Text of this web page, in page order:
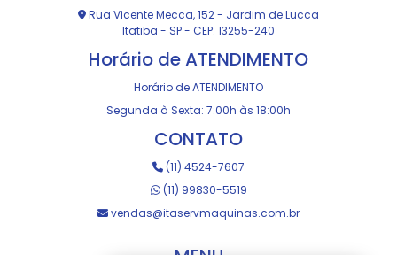
Rua Vicente Mecca, 152 - Jardim de Lucca
Itatiba - SP - CEP: 13255-240
Horário de ATENDIMENTO
Horário de ATENDIMENTO
Segunda à Sexta: 7:00h às 18:00h
CONTATO
(11) 4524-7607
(11) 99830-5519
vendas@itaservmaquinas.com.br